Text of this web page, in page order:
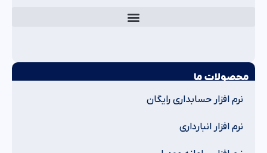
محصولات ما
نرم افزار حسابداری رایگان
نرم افزار انبارداری